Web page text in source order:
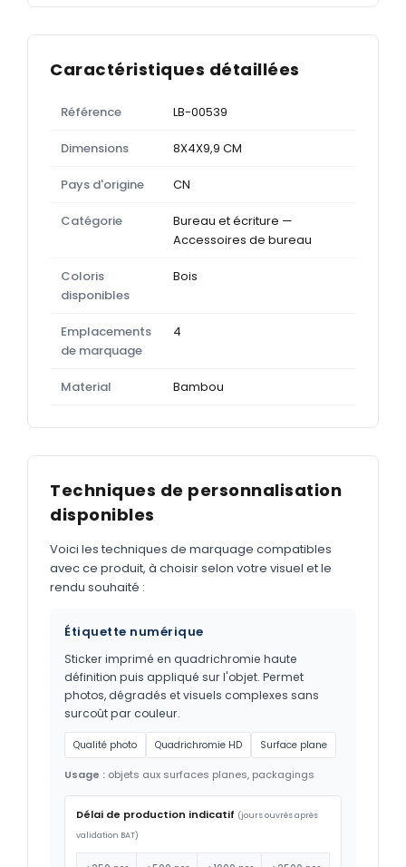
Caractéristiques détaillées
Référence LB-00539
Dimensions 8X4X9,9 CM
Pays d'origine CN
Catégorie
Bureau et écriture —
Accessoires de bureau
Coloris
disponibles
Bois
Emplacements
de marquage
4
Material Bambou
Techniques de personnalisation
disponibles
Voici les techniques de marquage compatibles
avec ce produit, à choisir selon votre visuel et le
rendu souhaité :
Étiquette numérique
Sticker imprimé en quadrichromie haute
définition puis appliqué sur l'objet. Permet
photos, dégradés et visuels complexes sans
surcoût par couleur.
Qualité photo Quadrichromie HD Surface plane
Usage : objets aux surfaces planes, packagings
Délai de production indicatif (jours ouvrés après
validation BAT)